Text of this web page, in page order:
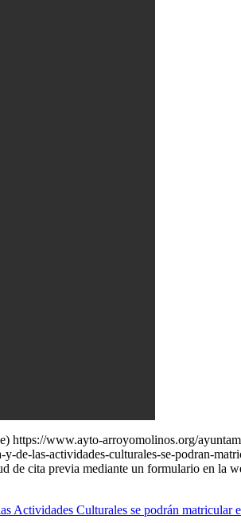
https://www.ayto-arroyomolinos.org/
de-las-actividades-culturales-se-podran-
de cita previa mediante un formulario en